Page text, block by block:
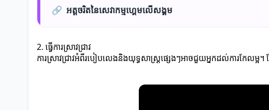
🔗 អត្តចរិតនៃសេវាកម្មហ្គេមលើសង្គម
2. ធ្វើការស្រាវជ្រាវ
ការស្រាវជ្រាវអំពីរបៀបលេងនិងយុទ្ធសាស្ត្រផ្សេងៗអាចជួយអ្នកដល់ការកែល